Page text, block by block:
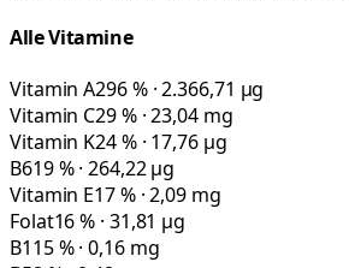
Alle Vitamine
Vitamin A296 % · 2.366,71 µg
Vitamin C29 % · 23,04 mg
Vitamin K24 % · 17,76 µg
B619 % · 264,22 µg
Vitamin E17 % · 2,09 mg
Folat16 % · 31,81 µg
B115 % · 0,16 mg